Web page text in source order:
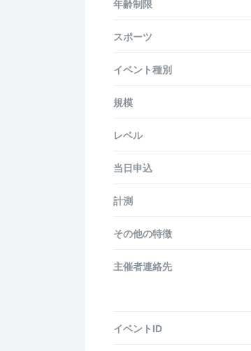
年齢制限
スポーツ
イベント種別
規模
レベル
当日申込
計測
その他の特徴
主催者連絡先
イベントID